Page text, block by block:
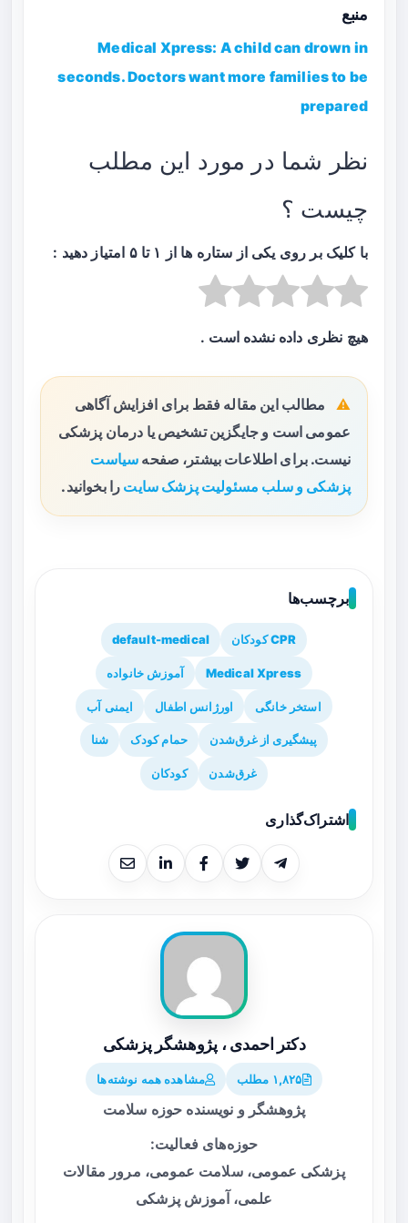
منبع
Medical Xpress: A child can drown in
seconds. Doctors want more families to be
prepared
نظر شما در مورد این مطلب
چیست ؟
با کلیک بر روی یکی از ستاره ها از ۱ تا ۵ امتیاز دهید :
هیچ نظری داده نشده است .
مطالب این مقاله فقط برای افزایش آگاهی
عمومی است و جایگزین تشخیص یا درمان پزشکی
نیست. برای اطلاعات بیشتر، صفحه سیاست
پزشکی و سلب مسئولیت پزشک سایت را بخوانید.
برچسب‌ها
CPR کودکان default-medical
Medical Xpress آموزش خانواده
استخر خانگی اورژانس اطفال ایمنی آب
پیشگیری از غرق‌شدن حمام کودک شنا
غرق‌شدن کودکان
اشتراک‌گذاری
دکتر احمدی ، پژوهشگر پزشکی
۱,۸۲۵ مطلب مشاهده همه نوشته‌ها
پژوهشگر و نویسنده حوزه سلامت
حوزه‌های فعالیت:
پزشکی عمومی، سلامت عمومی، مرور مقالات
علمی، آموزش پزشکی